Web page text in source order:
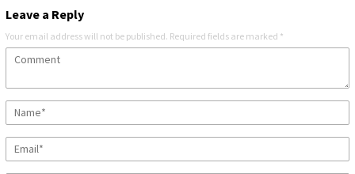
Leave a Reply
Your email address will not be published. Required fields are marked *